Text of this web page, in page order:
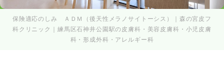
保険適応のしみ ＡＤＭ（後天性メラノサイトーシス）｜森の宮皮フ
科クリニック｜練馬区石神井公園駅の皮膚科・美容皮膚科・小児皮膚
科・形成外科・アレルギー科